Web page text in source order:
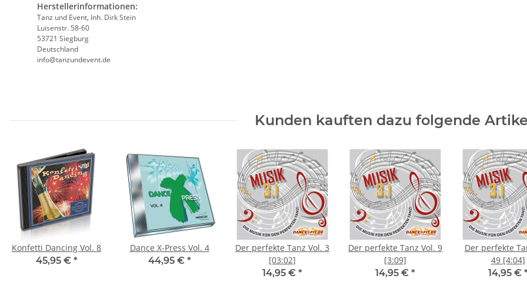
Herstellerinformationen:
Tanz und Event, Inh. Dirk Stein
Luisenstr. 58-60
53721 Siegburg
Deutschland
info@tanzundevent.de
Kunden kauften dazu folgende
Konfetti Dancing Vol. 8
45,95 € *
Dance X-Press Vol. 4
44,95 € *
Der perfekte Tanz Vol. 3
[03:02]
14,95 € *
Der perfekte Tanz Vol. 9
[3:09]
14,95 € *
Der perfekte
49 [4:04]
14,95 €